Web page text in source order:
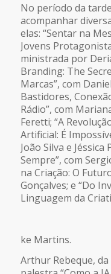
No período da
acompanhar
elas: “Sentar na
Jovens
ministrada por
Branding: The
Marcas”, com
Bastidores,
Rádio”, com
Feretti; “A
Artificial: É
João Silva e
Sempre”, com
na Criação: O
Gonçalves; e “Do
Linguagem da
ke Martins.
Arthur Rebeque,